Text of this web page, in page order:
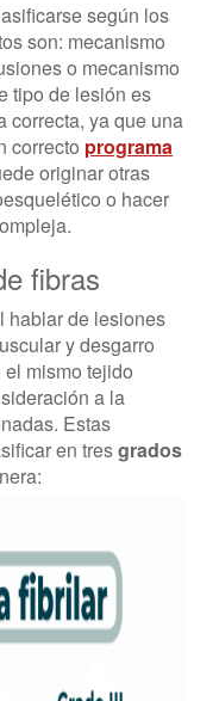
según los
son: mecanismo
o mecanismo
tipo de lesión es
correcta, ya que una
correcto programa
originar otras
o hacer
fibras
hablar de lesiones
y desgarro
mismo tejido
a la
Estas
en tresgrados